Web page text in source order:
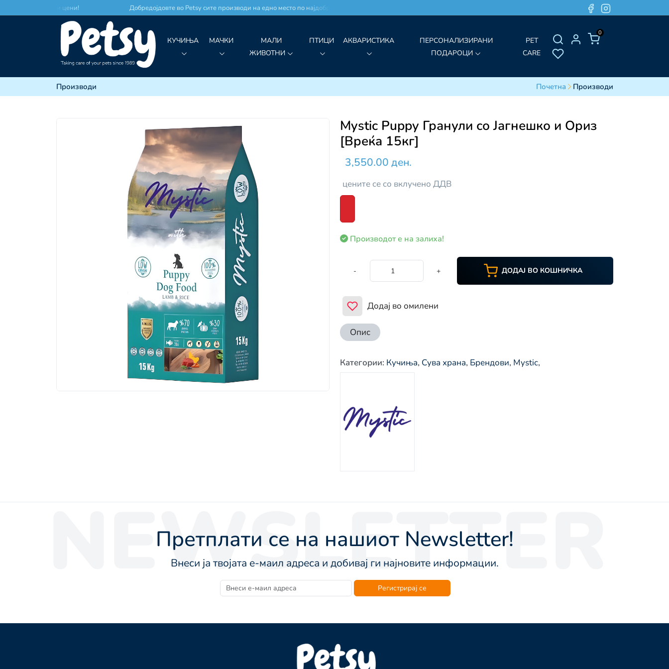
по најдобри цени! Добредојдовте во Petsy сите производи на едно место по најдобри цени!
0
КУЧИЊА МАЧКИ
МАЛИ
ЖИВОТНИ
ПТИЦИ АКВАРИСТИКА
ПЕРСОНАЛИЗИРАНИ
ПОДАРОЦИ
PET
CARE
Производи Почетна Производи
Mystic Puppy Гранули со Јагнешко и Ориз
[Вреќа 15кг]
3,550.00 ден.
цените се со вклучено ДДВ
Производот е на залиха!
- + ДОДАЈ ВО КОШНИЧКА
Додај во омилени
Опис
Категории: Кучиња, Сува храна, Брендови, Mystic,
NEWSLETTER
Претплати се на нашиот Newsletter!
Внеси ја твојата е-маил адреса и добивај ги најновите информации.
Регистрирај се